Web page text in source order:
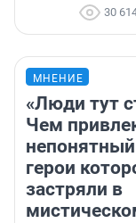
30
МНЕНИЕ
«Люди тут
Чем
герои
застряли в